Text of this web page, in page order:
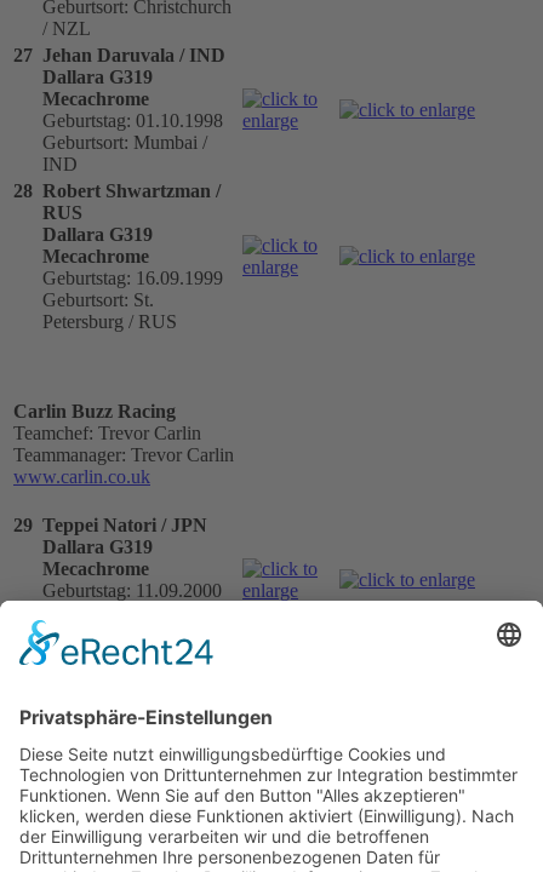
Geburtsort: Christchurch
/ NZL
27 Jehan Daruvala / IND
Dallara G319
Mecachrome
Geburtstag: 01.10.1998
Geburtsort: Mumbai /
IND
28 Robert Shwartzman /
RUS
Dallara G319
Mecachrome
Geburtstag: 16.09.1999
Geburtsort: St.
Petersburg / RUS
Carlin Buzz Racing
Teamchef: Trevor Carlin
Teammanager: Trevor Carlin
www.carlin.co.uk
29 Teppei Natori / JPN
Dallara G319
Mecachrome
Geburtstag: 11.09.2000
JPN
30 Felipe Drugovich /
Mecachrome
Geburtstag: 23.05.2000
Geburtsort: Maringá /
BRA
31 Logan Sargeant / USA
Dallara G319
Mecachrome